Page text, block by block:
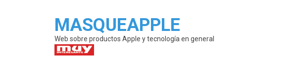
MASQUEAPPLE
Web sobre productos Apple y tecnología en general